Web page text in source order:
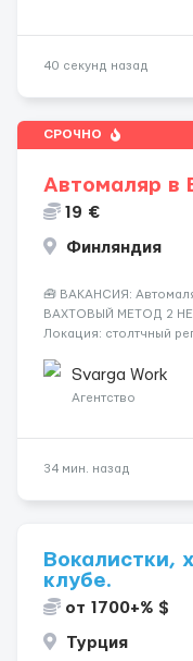
40 секунд назад
СРОЧНО
Автомаляр в
19 €
Финляндия
🧰 ВАКАНСИЯ:
ВАХТОВЫЙ МЕТОД 2
Локация: столтчный
час брутто 🏠 Жильё:
Контакт: +3725672...
Svarga Work
Агентство
34 мин. назад
Вокалистки,
клубе.
от 1700+% $
Турция